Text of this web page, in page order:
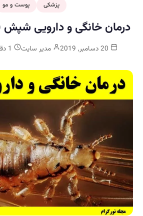
پزشکی پوست و مو
درمان خانگی و دارویی
مدیر سایت